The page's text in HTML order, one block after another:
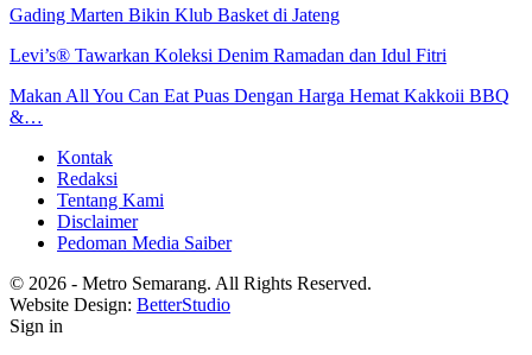
Gading Marten Bikin Klub Basket di Jateng
Levi’s® Tawarkan Koleksi Denim Ramadan dan Idul Fitri
Makan All You Can Eat Puas Dengan Harga Hemat Kakkoii BBQ
&…
Kontak
Redaksi
Tentang Kami
Disclaimer
Pedoman Media Saiber
© 2026 - Metro Semarang. All Rights Reserved.
Website Design: BetterStudio
Sign in